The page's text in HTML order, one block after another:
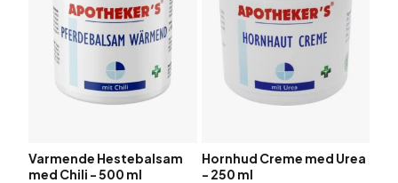
Varmende Hestebalsam
med Chili - 500 ml
Hornhud Creme med Urea
- 250 ml